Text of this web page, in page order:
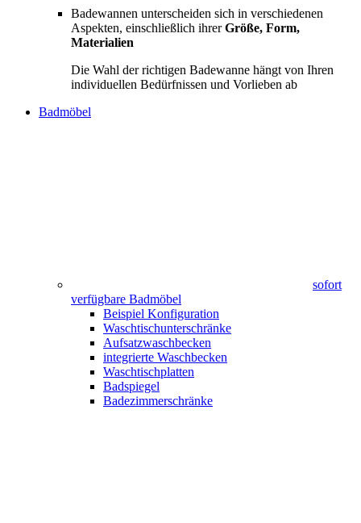
Badewannen unterscheiden sich in verschiedenen
Aspekten, einschließlich ihrerGröße, Form,
Materialien
Die Wahl der richtigen Badewanne hängt von Ihren
individuellen Bedürfnissen und Vorlieben ab
Badmöbel
sofort
verfügbare Badmöbel
Beispiel Konfiguration
Waschtischunterschränke
Aufsatzwaschbecken
integrierte Waschbecken
Waschtischplatten
Badspiegel
Badezimmerschränke